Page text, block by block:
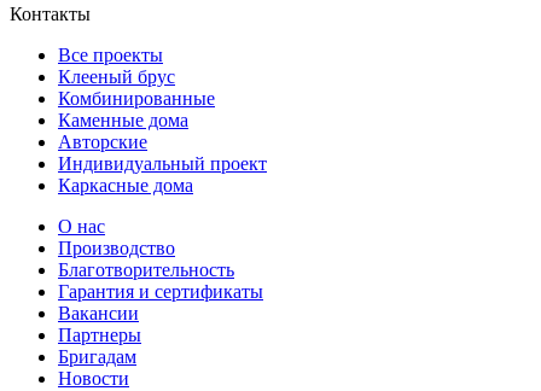
Контакты
Все проекты
Клееный брус
Комбинированные
Каменные дома
Авторские
Индивидуальный проект
Каркасные дома
О нас
Производство
Благотворительность
Гарантия и сертификаты
Вакансии
Партнеры
Бригадам
Новости